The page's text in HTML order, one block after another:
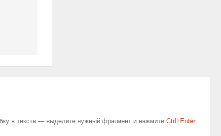
в тексте — выделите нужный фрагмент и нажмите Сtrl+Enter